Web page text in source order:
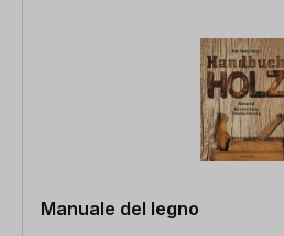
Manuale del legno